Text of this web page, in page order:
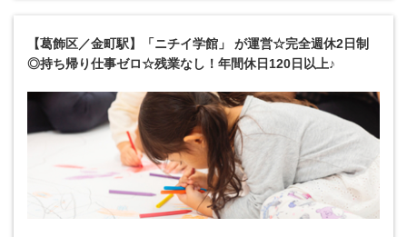
【葛飾区／金町駅】「ニチイ学館」 が運営☆完全週休2日制
◎持ち帰り仕事ゼロ☆残業なし！年間休日120日以上♪